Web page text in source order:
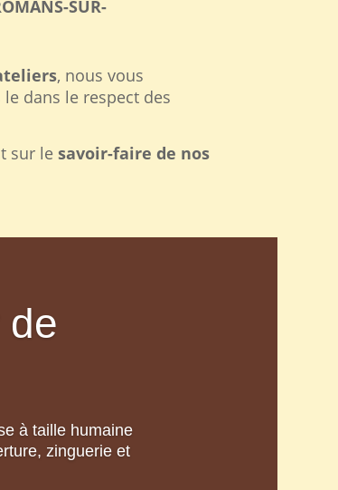
SUR-
, nous vous
le dans le respect des
sur lesavoir-faire de nos
de
à taille humaine
zinguerie et